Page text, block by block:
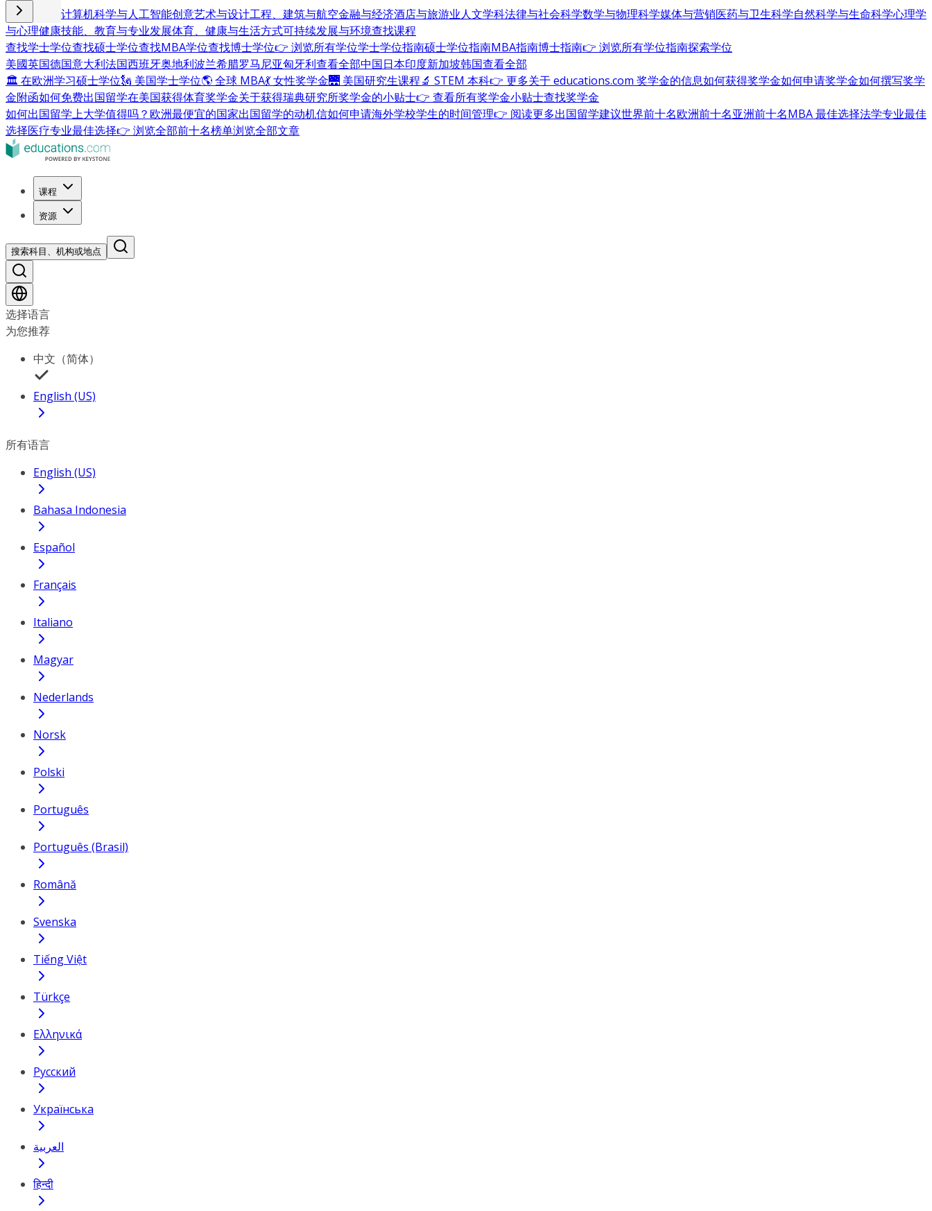
商业与管理 计算机科学与人工智能创意艺术与设计工程、建筑与航空金融与经济酒店与旅游业人文学科法律与社会科学数学与物理科学媒体与营销医药与卫生科学自然科学与生命科学心理学
与心理健康技能、教育与专业发展体育、健康与生活方式可持续发展与环境查找课程
查找学士学位查找硕士学位查找MBA学位查找博士学位👉 浏览所有学位学士学位指南硕士学位指南MBA指南博士指南👉 浏览所有学位指南探索学位
美國英国德国意大利法国西班牙奥地利波兰希腊罗马尼亚匈牙利查看全部中国日本印度新加坡韩国查看全部
🏛 在欧洲学习硕士学位🗽 美国学士学位🌎 全球 MBA💃 女性奖学金🌉 美国研究生课程🔬 STEM 本科👉 更多关于 educations.com 奖学金的信息如何获得奖学金如何申请奖学金如何撰写奖学
金附函如何免费出国留学在美国获得体育奖学金关于获得瑞典研究所奖学金的小贴士👉 查看所有奖学金小贴士查找奖学金
如何出国留学上大学值得吗？ 欧洲最便宜的国家出国留学的动机信如何申请海外学校学生的时间管理👉 阅读更多出国留学建议世界前十名欧洲前十名亚洲前十名MBA 最佳选择法学专业最佳
选择医疗专业最佳选择👉 浏览全部前十名榜单浏览全部文章
课程
资源
搜索科目、机构或地点
选择语言
为您推荐
中文（简体）
English (US)
所有语言
English (US)
Bahasa Indonesia
Español
Français
Italiano
Magyar
Nederlands
Norsk
Polski
Português
Português (Brasil)
Română
Svenska
Tiếng Việt
Türkçe
Ελληνικά
Русский
Українська
العربية
हिन्दी